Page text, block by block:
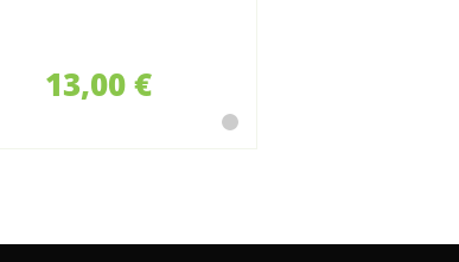
13,00 €